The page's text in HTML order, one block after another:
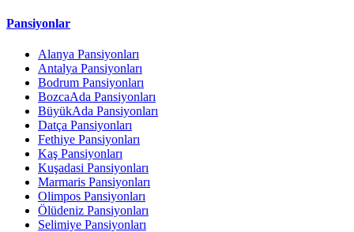
Pansiyonlar
Alanya Pansiyonları
Antalya Pansiyonları
Bodrum Pansiyonları
BozcaAda Pansiyonları
BüyükAda Pansiyonları
Datça Pansiyonları
Fethiye Pansiyonları
Kaş Pansiyonları
Kuşadasi Pansiyonları
Marmaris Pansiyonları
Olimpos Pansiyonları
Ölüdeniz Pansiyonları
Selimiye Pansiyonları